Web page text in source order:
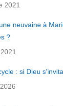
2021
neuvaine à
?
: si Dieu